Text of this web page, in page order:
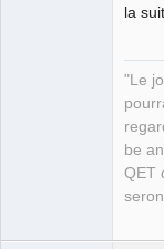
la
"Le
be
QET